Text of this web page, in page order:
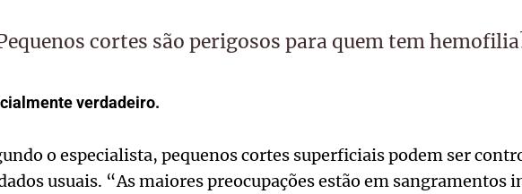
cortes são perigosos para quem tem
verdadeiro.
o especialista, pequenos cortes superficiais podem ser
usuais. “As maiores preocupações estão em sangramentos